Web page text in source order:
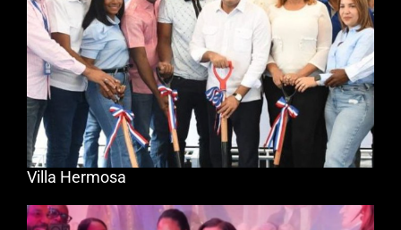
Villa Hermosa